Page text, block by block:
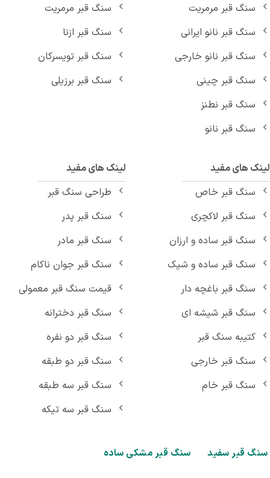
سنگ قبر مرمریت
سنگ قبر نانو ایرانی
سنگ قبر نانو خارجی
سنگ قبر چینی
سنگ قبر نطنز
سنگ قبر نانو
سنگ قبر مرمریت
سنگ قبر ازنا
سنگ قبر تویسرکان
سنگ قبر برزیلی
های مفید
سنگ قبر خاص
سنگ قبر لاکچری
سنگ قبر ساده و ارزان
سنگ قبر ساده و شیک
سنگ قبر باغچه دار
سنگ قبر شیشه ای
کتیبه سنگ قبر
سنگ قبر خارجی
سنگ قبر خام
لینک های مفید
طراحی سنگ قبر
سنگ قبر پدر
سنگ قبر مادر
سنگ قبر جوان ناکام
قیمت سنگ قبر معمولی
سنگ قبر دخترانه
سنگ قبر دو نفره
سنگ قبر دو طبقه
سنگ قبر سه طبقه
سنگ قبر سه تیکه
قبر سفید سنگ قبر مشکی ساده